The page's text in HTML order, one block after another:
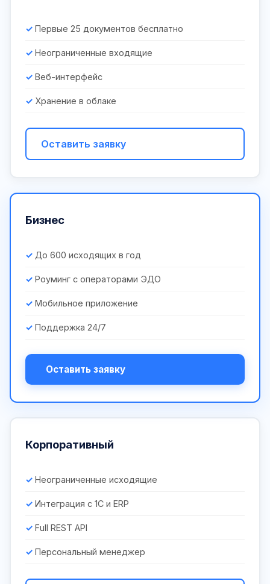
Первые 25 документов бесплатно
Неограниченные входящие
Веб-интерфейс
Хранение в облаке
Оставить заявку
Бизнес
До 600 исходящих в год
Роуминг с операторами ЭДО
Мобильное приложение
Поддержка 24/7
Оставить заявку
Корпоративный
Неограниченные исходящие
Интеграция с 1С и ERP
Full REST API
Персональный менеджер